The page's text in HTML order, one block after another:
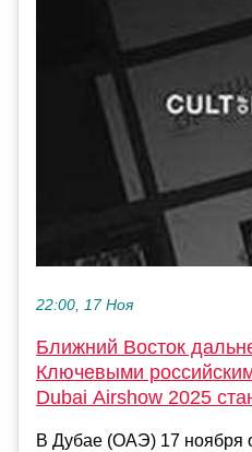
22:00, 17 Ноя
Ближний Восток
Ключевыми
Dubai Airshow 2025
В Дубае (ОАЭ) 17 ноября